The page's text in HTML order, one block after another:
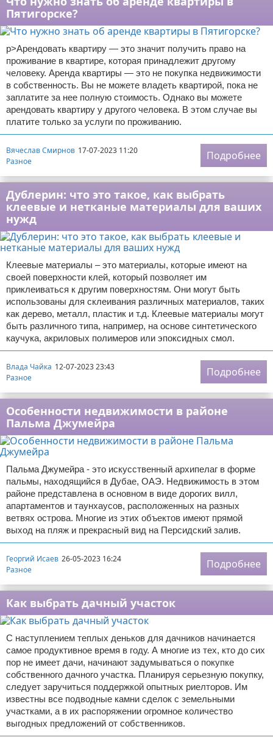
Пятигорске?
p>Арендовать квартиру — это значит получить право на
проживание в квартире, которая принадлежит другому
человеку. Аренда квартиры — это не покупка недвижимости
в собственность. Вы не можете владеть квартирой, пока не
заплатите за нее полную стоимость. Однако вы можете
арендовать квартиру у другого человека. В этом случае вы
платите только за услуги по проживанию.
Вячеслав Смирнов 17-07-2023 11:20
Разное
Подробнее
Дублерин: что это такое, как выбрать
клеевые и нетканые материалы для ваших
нужд
Клеевые материалы – это материалы, которые имеют на
своей поверхности клей, который позволяет им
приклеиваться к другим поверхностям. Они могут быть
использованы для склеивания различных материалов, таких
как дерево, металл, пластик и т.д. Клеевые материалы могут
быть различного типа, например, на основе синтетического
каучука, акриловых полимеров или эпоксидных смол.
Влада Чайка 12-07-2023 23:43
Разное
Подробнее
Особенности недвижимости в районе
Пальма Джумейра
Пальма Джумейра - это искусственный архипелаг в форме
пальмы, находящийся в Дубае, ОАЭ. Недвижимость в этом
районе представлена в основном в виде дорогих вилл,
апартаментов и таунхаусов, расположенных на разных
ветвях острова. Многие из этих объектов имеют прямой
выход на пляж и прекрасный вид на Персидский залив.
Георгий Исаев 26-05-2023 16:24
Разное
Подробнее
Как выбрать дачный участок
С наступлением теплых деньков для дачников начинается
самое продуктивное время в году. А многие из тех, кто до сих
пор не имеет дачи, начинают задумываться о покупке
собственного дачного участка. Планируя серьезную покупку,
следует заручиться поддержкой опытных риелторов. Им
известны все подводные камни сделок с земельными
участками, а в их распоряжении огромное количество
выгодных предложений от собственников.